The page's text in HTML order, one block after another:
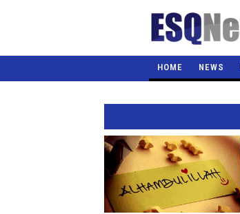
HOME NEWS